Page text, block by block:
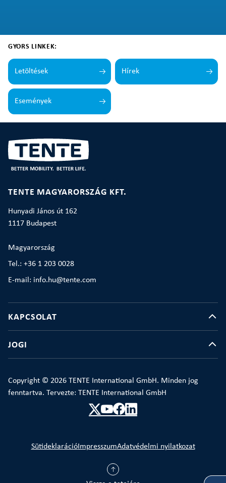
GYORS LINKEK:
Letöltések Hírek
Események
TENTE MAGYARORSZÁG KFT.
Hunyadi János út 162
1117 Budapest
Magyarország
Tel.: +36 1 203 0028
E-mail: info.hu@tente.com
KAPCSOLAT
JOGI
Copyright © 2026 TENTE International GmbH. Minden jog
fenntartva. Tervezte: TENTE International GmbH
SütideklarációImpresszumAdatvédelmi nyilatkozat